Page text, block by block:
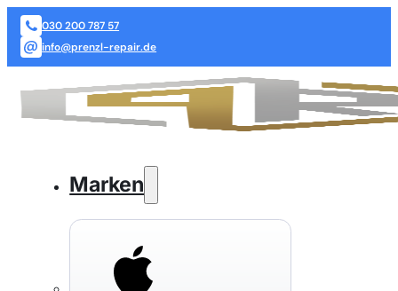
030 200 787 57
info@prenzl-repair.de
Marken